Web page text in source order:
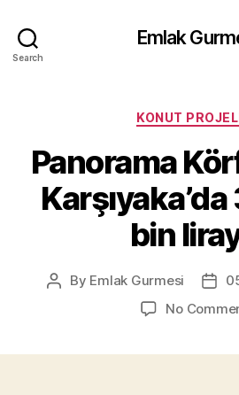
Search
Emlak
KONUT
Panorama
bin
Post
By Emlak Gurmesi
Post
No